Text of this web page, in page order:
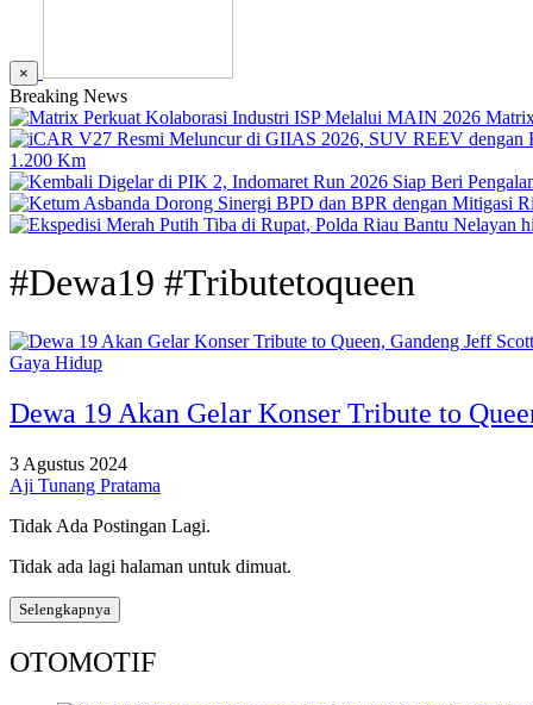
×
Breaking News
1.200 Km
#Dewa19 #Tributetoqueen
Gaya Hidup
Dewa 19 Akan Gelar Konser Tribute to
3 Agustus 2024
Aji Tunang Pratama
Tidak Ada Postingan Lagi.
Tidak ada lagi halaman untuk dimuat.
Selengkapnya
OTOMOTIF